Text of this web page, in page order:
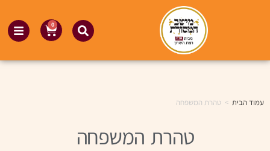
0
עמוד הבית > טהרת המשפחה
טהרת המשפחה